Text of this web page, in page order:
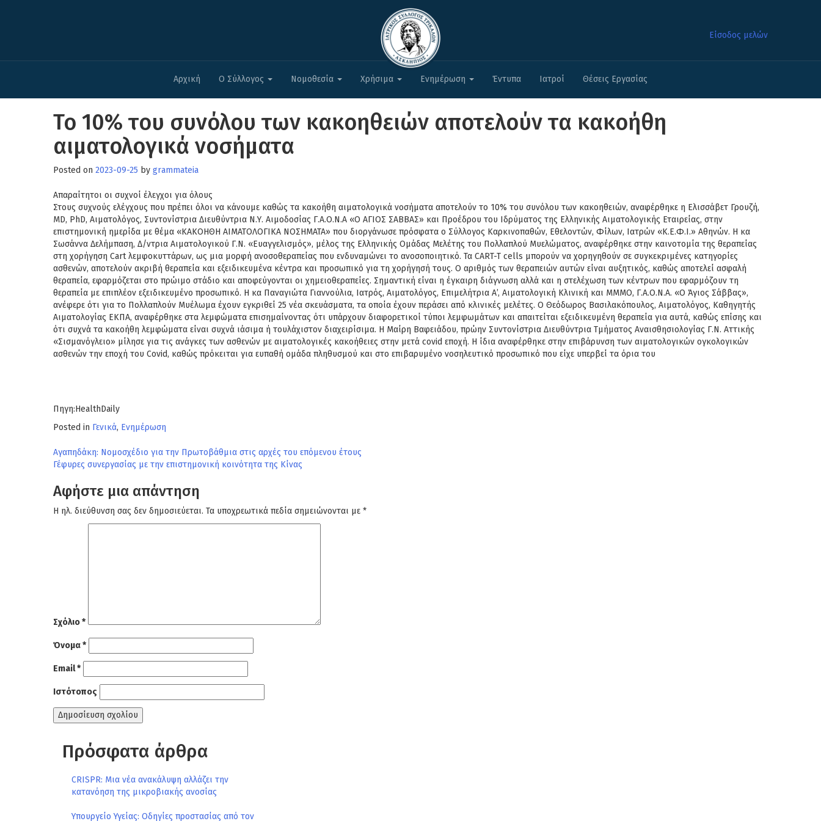
Είσοδος μελών
Αρχική Ο Σύλλογος Νομοθεσία Χρήσιμα Ενημέρωση Έντυπα Ιατροί Θέσεις Εργασίας
Το 10% του συνόλου των κακοηθειών αποτελούν τα κακοήθη
αιματολογικά νοσήματα
Posted on 2023-09-25 by grammateia
Απαραίτητοι οι συχνοί έλεγχοι για όλους
Στους συχνούς ελέγχους που πρέπει όλοι να κάνουμε καθώς τα κακοήθη αιματολογικά νοσήματα αποτελούν το 10% του συνόλου των κακοηθειών, αναφέρθηκε η Ελισσάβετ Γρουζή,
MD, PhD, Αιματολόγος, Συντονίστρια Διευθύντρια Ν.Υ. Αιμοδοσίας Γ.Α.Ο.Ν.Α «Ο ΑΓΙΟΣ ΣΑΒΒΑΣ» και Προέδρου του Ιδρύματος της Ελληνικής Αιματολογικής Εταιρείας, στην
επιστημονική ημερίδα με θέμα «ΚΑΚΟΗΘΗ ΑΙΜΑΤΟΛΟΓΙΚΑ ΝΟΣΗΜΑΤΑ» που διοργάνωσε πρόσφατα ο Σύλλογος Καρκινοπαθών, Εθελοντών, Φίλων, Ιατρών «Κ.Ε.Φ.Ι.» Αθηνών. Η κα
Σωσάννα Δελήμπαση, Δ/ντρια Αιματολογικού Γ.Ν. «Ευαγγελισμός», μέλος της Ελληνικής Ομάδας Μελέτης του Πολλαπλού Μυελώματος, αναφέρθηκε στην καινοτομία της θεραπείας
στη χορήγηση Cart λεμφοκυττάρων, ως μια μορφή ανοσοθεραπείας που ενδυναμώνει το ανοσοποιητικό. Τα CART-T cells μπορούν να χορηγηθούν σε συγκεκριμένες κατηγορίες
ασθενών, αποτελούν ακριβή θεραπεία και εξειδικευμένα κέντρα και προσωπικό για τη χορήγησή τους. Ο αριθμός των θεραπειών αυτών είναι αυξητικός, καθώς αποτελεί ασφαλή
θεραπεία, εφαρμόζεται στο πρώιμο στάδιο και αποφεύγονται οι χημειοθεραπείες. Σημαντική είναι η έγκαιρη διάγνωση αλλά και η στελέχωση των κέντρων που εφαρμόζουν τη
θεραπεία με επιπλέον εξειδικευμένο προσωπικό. Η κα Παναγιώτα Γιαννούλια, Ιατρός, Αιματολόγος, Επιμελήτρια Α’, Αιματολογική Κλινική και ΜΜΜΟ, Γ.Α.Ο.Ν.Α. «Ο Άγιος Σάββας»,
ανέφερε ότι για το Πολλαπλούν Μυέλωμα έχουν εγκριθεί 25 νέα σκευάσματα, τα οποία έχουν περάσει από κλινικές μελέτες. Ο Θεόδωρος Βασιλακόπουλος, Αιματολόγος, Καθηγητής
Αιματολογίας ΕΚΠΑ, αναφέρθηκε στα λεμφώματα επισημαίνοντας ότι υπάρχουν διαφορετικοί τύποι λεμφωμάτων και απαιτείται εξειδικευμένη θεραπεία για αυτά, καθώς επίσης και
ότι συχνά τα κακοήθη λεμφώματα είναι συχνά ιάσιμα ή τουλάχιστον διαχειρίσιμα. Η Μαίρη Βαφειάδου, πρώην Συντονίστρια Διευθύντρια Τμήματος Αναισθησιολογίας Γ.Ν. Αττικής
«Σισμανόγλειο» μίλησε για τις ανάγκες των ασθενών με αιματολογικές κακοήθειες στην μετά covid εποχή. Η ίδια αναφέρθηκε στην επιβάρυνση των αιματολογικών ογκολογικών
ασθενών την εποχή του Covid, καθώς πρόκειται για ευπαθή ομάδα πληθυσμού και στο επιβαρυμένο νοσηλευτικό προσωπικό που είχε υπερβεί τα όρια του
Πηγη:HealthDaily
Posted in Γενικά, Ενημέρωση
Πλοήγηση
άρθρων
Αγαπηδάκη: Νομοσχέδιο για την Πρωτοβάθμια στις αρχές του επόμενου έτους
Γέφυρες συνεργασίας με την επιστημονική κοινότητα της Κίνας
Αφήστε μια απάντηση
Η ηλ. διεύθυνση σας δεν δημοσιεύεται. Τα υποχρεωτικά πεδία σημειώνονται με *
Σχόλιο*
Όνομα*
Email*
Ιστότοπος
Πρόσφατα άρθρα
CRISPR: Μια νέα ανακάλυψη αλλάζει την
κατανόηση της μικροβιακής ανοσίας
Υπουργείο Υγείας: Οδηγίες προστασίας από τον